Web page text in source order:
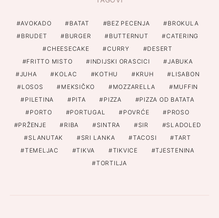
AVOKADO BATAT BEZ PECENJA
BROKULA
BRUDET
BURGER BUTTERNUT
CATERING
CHEESECAKE
CURRY
DESERT
FRITTO MISTO
INDIJSKI ORASCICI
JABUKA
JUHA
KOLAC KOTHU KRUH
LISABON
LOSOS
MEKSIČKO MOZZARELLA
MUFFIN
PILETINA
PITA PIZZA
PIZZA OD BATATA
PORTO
PORTUGAL POVRĆE
PROSO
PRŽENJE
RIBA SINTRA SIR
SLADOLED
SLANUTAK
SRI LANKA TACOSI
TART
TEMELJAC
TIKVA TIKVICE
TJESTENINA
TORTILJA